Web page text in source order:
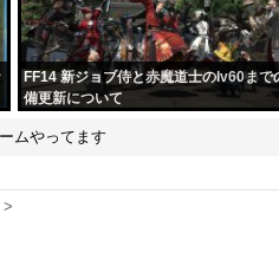
FF14 新ジョブ侍と赤魔道士のlv60まで
備更新について
ムやってます
>